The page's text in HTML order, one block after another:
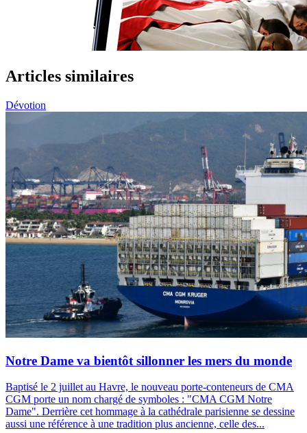
Articles similaires
Dévotion
Notre Dame va bientôt sillonner les mers du monde
Baptisé le 2 juillet au Havre, le nouveau porte-conteneurs de CMA
CGM porte un nom chargé de symboles : "CMA CGM Notre
Dame". Derrière cet hommage à la cathédrale parisienne se dessine
aussi une référence à une tradition plus ancienne, celle des...